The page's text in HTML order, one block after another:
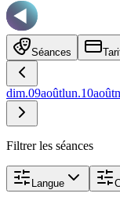
Séances
dim.09aoûtlun.10août
Filtrer les séances
Langue